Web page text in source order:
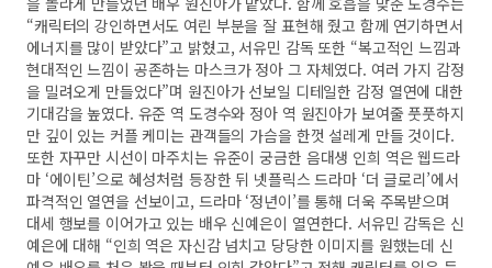
“캐릭터의 강인하면서도 여린 부분을 잘 표현해 줬고 함께 연기하면서
에너지를 많이 받았다”고 밝혔고, 서유민 감독 또한 “복고적인 느낌과
현대적인 느낌이 공존하는 마스크가 정아 그 자체였다. 여러 가지 감정
을 밀려오게 만들었다”며 원진아가 선보일 디테일한 감정 열연에 대한
기대감을 높였다. 유준 역 도경수와 정아 역 원진아가 보여줄 풋풋하지
만 깊이 있는 커플 케미는 관객들의 가슴을 한껏 설레게 만들 것이다.
또한 자꾸만 시선이 마주치는 유준이 궁금한 음대생 인희 역은 웹드라
마 ‘에이틴’으로 혜성처럼 등장한 뒤 넷플릭스 드라마 ‘더 글로리’에서
파격적인 열연을 선보이고, 드라마 ‘정년이’를 통해 더욱 주목받으며
대세 행보를 이어가고 있는 배우 신예은이 열연한다. 서유민 감독은 신
예은에 대해 “인희 역은 자신감 넘치고 당당한 이미지를 원했는데 신